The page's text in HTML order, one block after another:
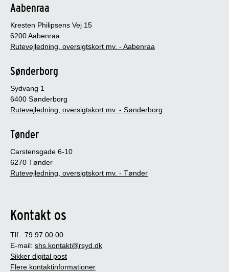
Aabenraa
Kresten Philipsens Vej 15
6200 Aabenraa
Rutevejledning, oversigtskort mv. - Aabenraa
Sønderborg
Sydvang 1
6400 Sønderborg
Rutevejledning, oversigtskort mv. - Sønderborg
Tønder
Carstensgade 6-10
6270 Tønder
Rutevejledning, oversigtskort mv. - Tønder
Kontakt os
Tlf.: 79 97 00 00
E-mail: shs.kontakt@rsyd.dk
Sikker digital post
Flere kontaktinformationer